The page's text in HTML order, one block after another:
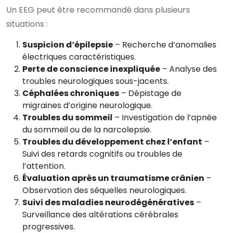
Un EEG peut être recommandé dans plusieurs
situations :
Suspicion d’épilepsie – Recherche d’anomalies
électriques caractéristiques.
Perte de conscience inexpliquée – Analyse des
troubles neurologiques sous-jacents.
Céphalées chroniques – Dépistage de
migraines d’origine neurologique.
Troubles du sommeil – Investigation de l’apnée
du sommeil ou de la narcolepsie.
Troubles du développement chez l’enfant –
Suivi des retards cognitifs ou troubles de
l’attention.
Évaluation après un traumatisme crânien –
Observation des séquelles neurologiques.
Suivi des maladies neurodégénératives –
Surveillance des altérations cérébrales
progressives.